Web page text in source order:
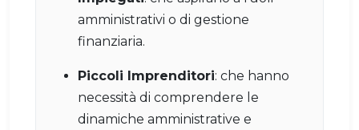
amministrativi o di gestione
finanziaria.
Piccoli Imprenditori: che hanno
necessità di comprendere le
dinamiche amministrative e